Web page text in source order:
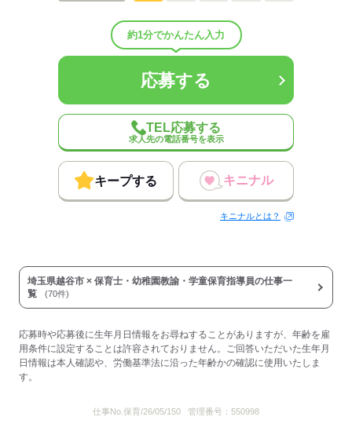
応募する
約1分でかんたん入力
応募する
TEL応募する
求人先の電話番号を表示
キープする キニナル
キニナルとは？
埼玉県越谷市 × 保育士・幼稚園教諭・学童保育指導員の仕事一
覧
(70件)
応募時や応募後に生年月日情報をお尋ねすることがありますが、年齢を雇
用条件に設定することは許容されておりません。ご回答いただいた生年月
日情報は本人確認や、労働基準法に沿った年齢かの確認に使用いたしま
す。
仕事No. 保育/26/05/150 管理番号：550998